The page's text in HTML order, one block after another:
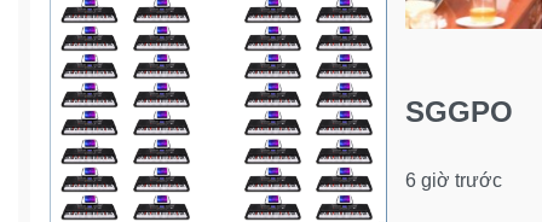
SGGPO
6 giờ trước